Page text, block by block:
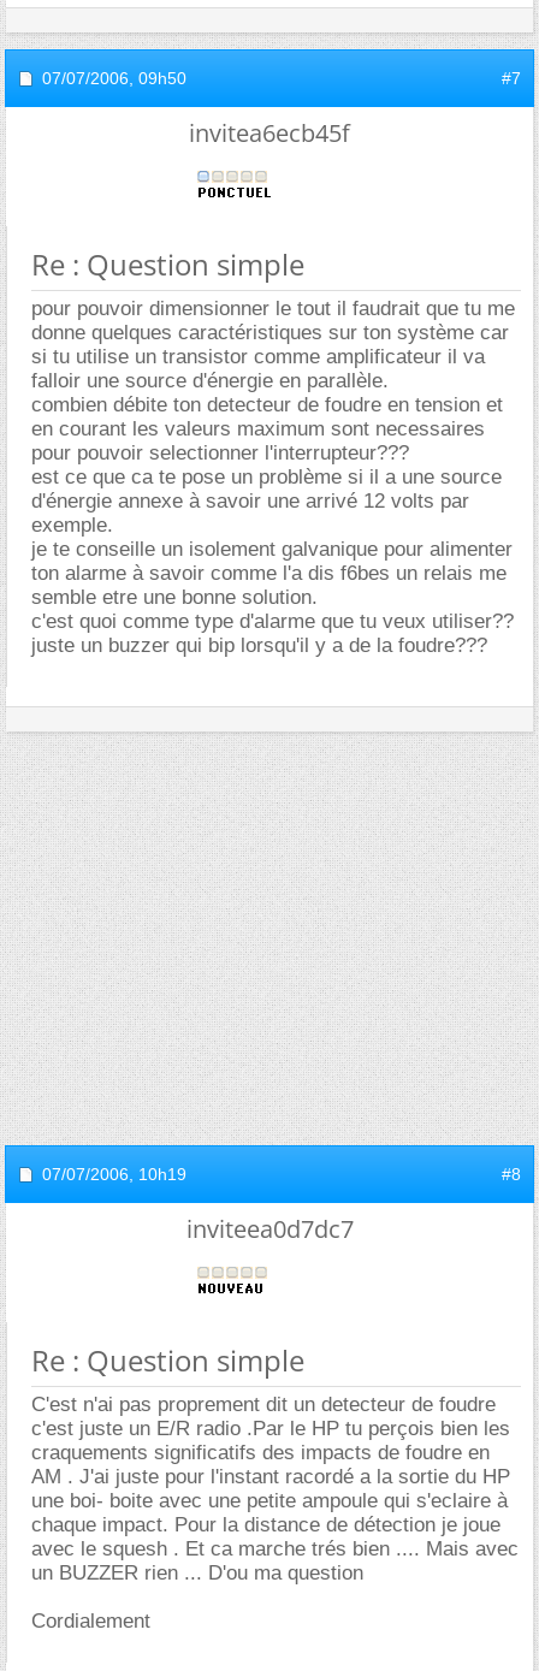
07/07/2006, 09h50 #7
invitea6ecb45f
Re : Question simple
pour pouvoir dimensionner le tout il faudrait que tu me
donne quelques caractéristiques sur ton système car
si tu utilise un transistor comme amplificateur il va
falloir une source d'énergie en parallèle.
combien débite ton detecteur de foudre en tension et
en courant les valeurs maximum sont necessaires
pour pouvoir selectionner l'interrupteur???
est ce que ca te pose un problème si il a une source
d'énergie annexe à savoir une arrivé 12 volts par
exemple.
je te conseille un isolement galvanique pour alimenter
ton alarme à savoir comme l'a dis f6bes un relais me
semble etre une bonne solution.
c'est quoi comme type d'alarme que tu veux utiliser??
juste un buzzer qui bip lorsqu'il y a de la foudre???
07/07/2006, 10h19 #8
inviteea0d7dc7
Re : Question simple
C'est n'ai pas proprement dit un detecteur de foudre
c'est juste un E/R radio .Par le HP tu perçois bien les
craquements significatifs des impacts de foudre en
AM . J'ai juste pour l'instant racordé a la sortie du HP
une boi- boite avec une petite ampoule qui s'eclaire à
chaque impact. Pour la distance de détection je joue
avec le squesh . Et ca marche trés bien .... Mais avec
un BUZZER rien ... D'ou ma question
Cordialement